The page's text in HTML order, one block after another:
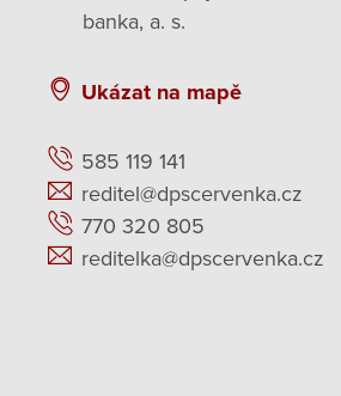
banka, a. s.
Ukázat na mapě
585 119 141
reditel@dpscervenka.cz
770 320 805
reditelka@dpscervenka.cz